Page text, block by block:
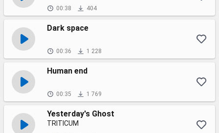
00:38 404
Dark space
00:36 1 228
Human end
00:35 1 769
Yesterday's Ghost
TRITICUM